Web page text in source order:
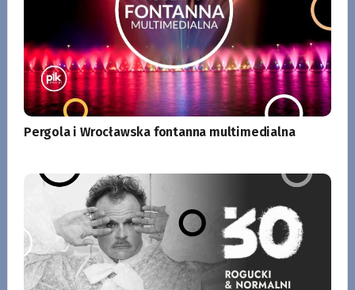
Pergola i Wrocławska fontanna multimedialna